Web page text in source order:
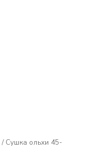
/ Сушка ольхи 45-